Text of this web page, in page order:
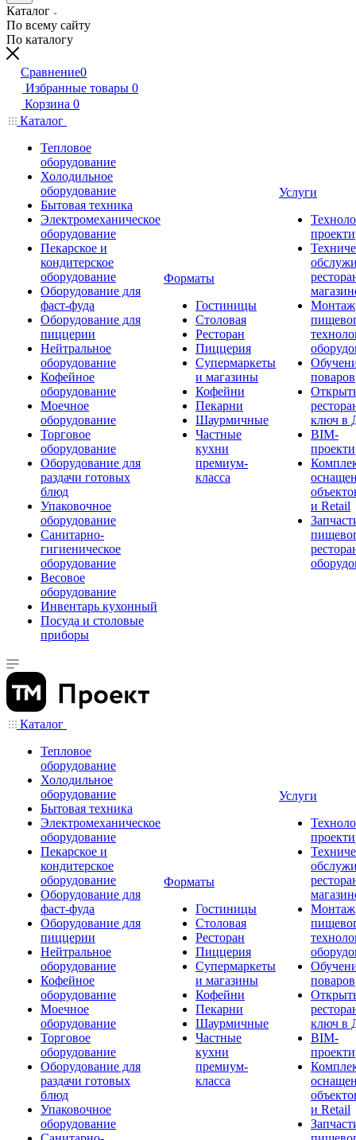
Каталог
По всему сайту
По каталогу
Сравнение0
Избранные товары 0
Корзина 0
Каталог
Тепловое
оборудование
Холодильное
оборудование
Бытовая техника
Электромеханическое
оборудование
Пекарское и
кондитерское
оборудование
Оборудование для
фаст-фуда
Оборудование для
пиццерии
Нейтральное
оборудование
Кофейное
оборудование
Моечное
оборудование
Торговое
оборудование
Оборудование для
раздачи готовых
блюд
Упаковочное
оборудование
Санитарно-
гигиеническое
оборудование
Весовое
оборудование
Инвентарь кухонный
Посуда и столовые
приборы
Форматы
Гостиницы
Столовая
Ресторан
Пиццерия
Супермаркеты
и магазины
Кофейни
Пекарни
Шаурмичные
Частные
кухни
премиум-
класса
Услуги
Монтаж
поваров
ключ в
BIM-
и Retail
Каталог
Тепловое
оборудование
Холодильное
оборудование
Бытовая техника
Электромеханическое
оборудование
Пекарское и
кондитерское
оборудование
Оборудование для
фаст-фуда
Оборудование для
пиццерии
Нейтральное
оборудование
Кофейное
оборудование
Моечное
оборудование
Торговое
оборудование
Оборудование для
раздачи готовых
блюд
Упаковочное
оборудование
Форматы
Гостиницы
Столовая
Ресторан
Пиццерия
Супермаркеты
и магазины
Кофейни
Пекарни
Шаурмичные
Частные
кухни
премиум-
класса
Услуги
Монтаж
поваров
ключ в
BIM-
и Retail